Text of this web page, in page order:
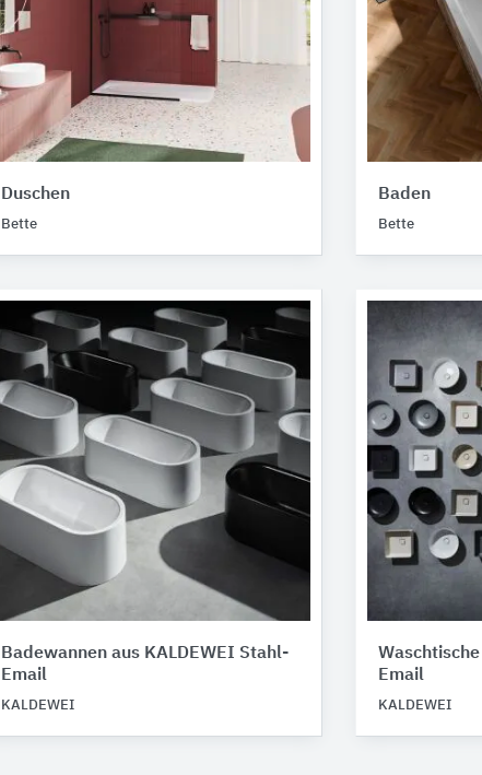
Duschen
Bette
Baden
Bette
Badewannen aus ​​​KALDEWEI Stahl-
Email
KALDEWEI
Email
KALDEWEI